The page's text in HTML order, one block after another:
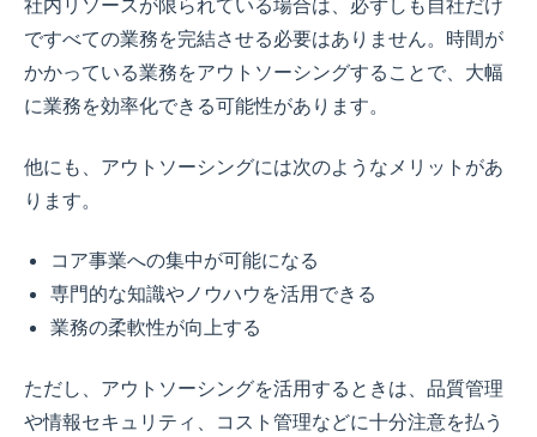
社内リソースが限られている場合は、必ずしも自社だけ
ですべての業務を完結させる必要はありません。時間が
かかっている業務をアウトソーシングすることで、大幅
に業務を効率化できる可能性があります。
他にも、アウトソーシングには次のようなメリットがあ
ります。
コア事業への集中が可能になる
専門的な知識やノウハウを活用できる
業務の柔軟性が向上する
ただし、アウトソーシングを活用するときは、品質管理
や情報セキュリティ、コスト管理などに十分注意を払う